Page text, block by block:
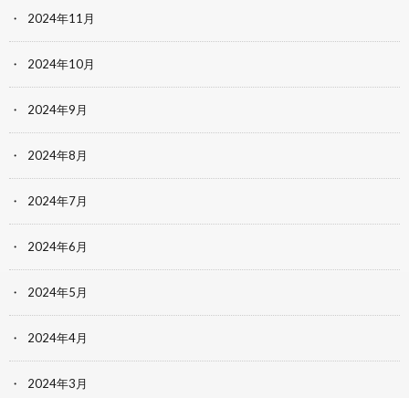
2024年11月
2024年10月
2024年9月
2024年8月
2024年7月
2024年6月
2024年5月
2024年4月
2024年3月